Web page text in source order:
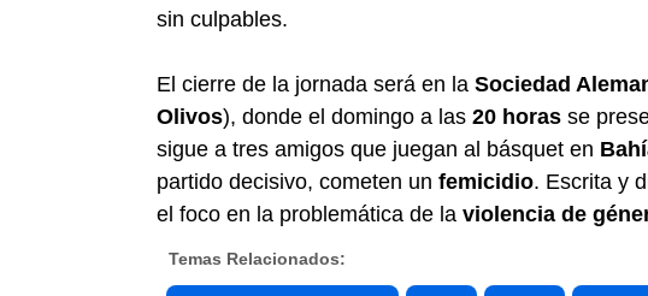
sin culpables.
El cierre de la jornada será en la Sociedad
Olivos), donde el domingo a las 20 horas se
sigue a tres amigos que juegan al básquet en
partido decisivo, cometen un femicidio. Escrita y
el foco en la problemática de la violencia de
Temas Relacionados: